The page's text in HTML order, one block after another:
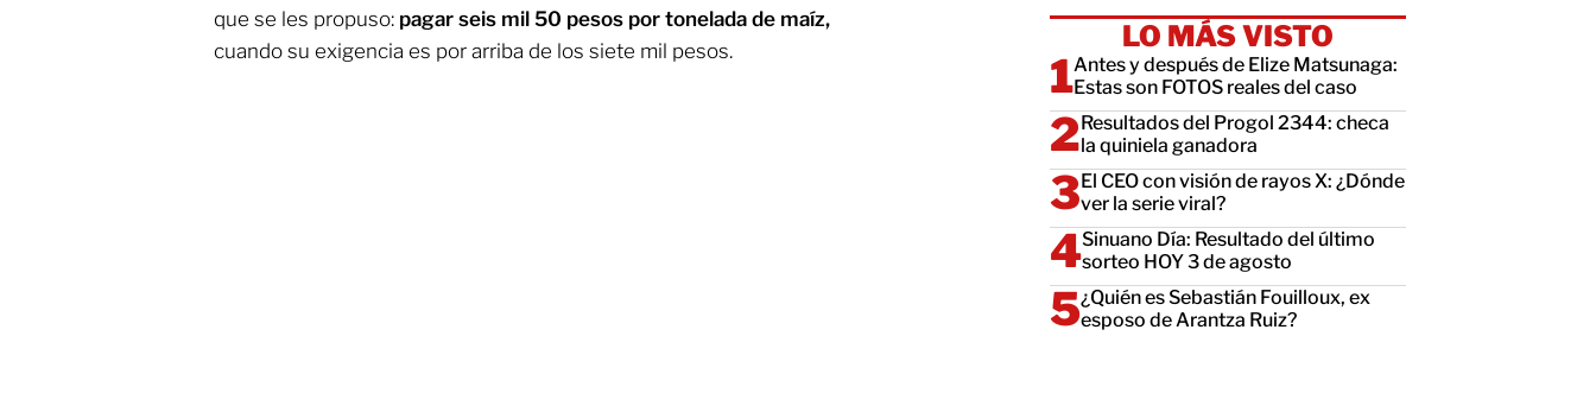
que se les propuso: pagar seis mil 50 pesos por tonelada de maíz,
cuando su exigencia es por arriba de los siete mil pesos.
LO MÁS VISTO
Antes y después de Elize Matsunaga:
Estas son FOTOS reales del caso
Resultados del Progol 2344: checa
la quiniela ganadora
El CEO con visión de rayos X: ¿Dónde
ver la serie viral?
Sinuano Día: Resultado del último
sorteo HOY 3 de agosto
¿Quién es Sebastián Fouilloux, ex
esposo de Arantza Ruiz?